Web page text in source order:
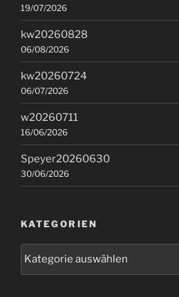
19/07/2026
kw20260828
06/08/2026
kw20260724
06/07/2026
w20260711
16/06/2026
Speyer20260630
30/06/2026
KATEGORIEN